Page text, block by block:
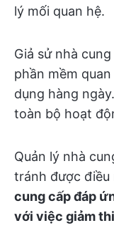
lý mối quan hệ.
Giả sử nhà
phần mềm
dụng hàng
toàn bộ hoạt
Quản lý nhà
tránh được điều
cung cấp đáp
với việc giảm